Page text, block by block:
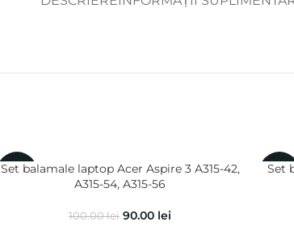
-10%
Set balamale laptop Acer Aspire 3 A315-42,
A315-54, A315-56
100.00lei 90.00 lei
-10%
Set